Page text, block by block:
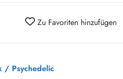
Hill & Broken Silence-Sommer-Aktion
13 REC. SALE
Günstiger
Zu Favoriten hinzufügen
/ Psychedelic